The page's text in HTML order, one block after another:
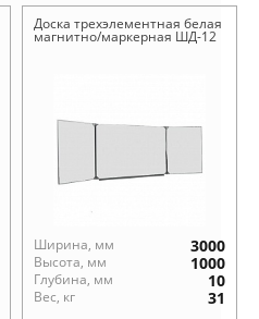
Доска трехэлементная белая
магнитно/маркерная ШД-12
Ширина, мм 3000
Высота, мм 1000
Глубина, мм 10
Вес, кг 31